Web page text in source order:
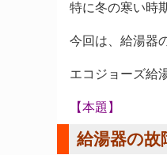
特に冬の寒い時
今回は、給湯器
エコジョーズ給
【本題】
給湯器の故